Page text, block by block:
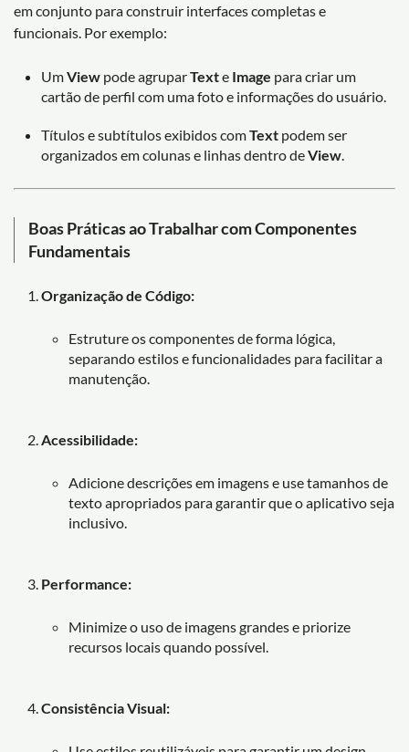
em conjunto para construir interfaces completas e
funcionais. Por exemplo:
UmView pode agruparTexte Image para criar um
cartão de perfil com uma foto e informações do usuário.
Títulos e subtítulos exibidos comText podem ser
organizados em colunas e linhas dentro deView
Boas Práticas ao Trabalhar com Componentes
Fundamentais
Organização de Código:
Estruture os componentes de forma lógica,
separando estilos e funcionalidades para facilitar a
manutenção.
Acessibilidade:
Adicione descrições em imagens e use tamanhos de
texto apropriados para garantir que o aplicativo seja
inclusivo.
Performance:
Minimize o uso de imagens grandes e priorize
recursos locais quando possível.
Consistência Visual: